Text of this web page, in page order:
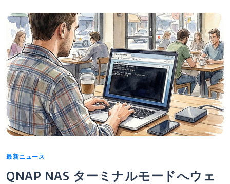
Categories
最新ニュース
QNAP NAS ターミナルモードへウェ